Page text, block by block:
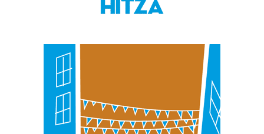
bazkideen zerrenda, beren ustez zein helburutarako
dezakezun ikusteko.
Lortu zure datu pertsonalak prozesatzeko moduari
buruzko informazio gehiago eta ezarri zure lehentasunak
datuen atalean. Edozein unetan alda edo ken dezakezu
zure baimena Cookieen adierazpenean.